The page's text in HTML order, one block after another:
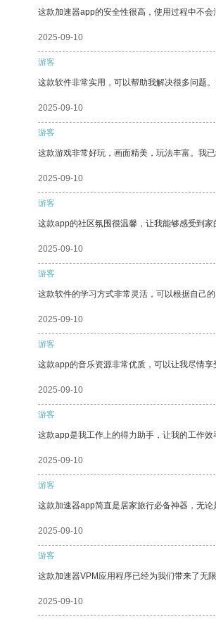
这款加速器app的安全性很高，使用过程中不会
2025-09-10
游客
这款软件非常实用，可以帮助我解决很多问题
2025-09-10
游客
这款游戏非常好玩，画面精美，玩法丰富。我
2025-09-10
游客
这款app的社区氛围很温馨，让我能够感受到家
2025-09-10
游客
这款软件的学习方式非常灵活，可以根据自己的
2025-09-10
游客
这款app的音乐资源非常优质，可以让我尽情享
2025-09-10
游客
这款app是我工作上的得力助手，让我的工作
2025-09-10
游客
这款加速器app简直是居家旅行必备神器，无
2025-09-10
游客
这款加速器VPM应用程序已经为我们带来了无限
2025-09-10